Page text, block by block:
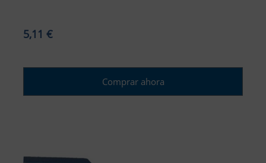
5,11 €
Comprar ahora